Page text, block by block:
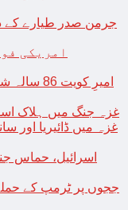
جرمن صدر طیارے کے
امریکی
امیرِ
غزہ جنگ میں ہلاک
غزہ میں ڈائیریا اور
اسرائیل، حماس